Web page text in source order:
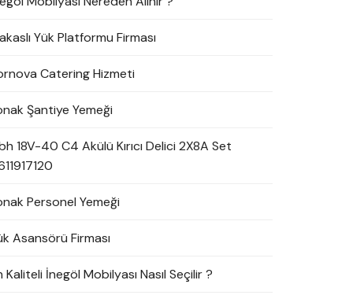
Yük Platformu Firması
Catering Hizmeti
Şantiye Yemeği
18V-40 C4 Akülü Kırıcı Delici 2X8A Set
Personel Yemeği
Asansörü Firması
Kaliteli İnegöl Mobilyası Nasıl Seçilir ?